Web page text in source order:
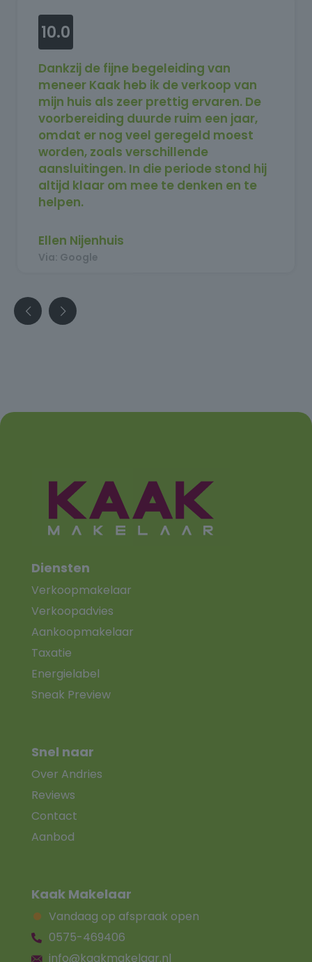
10.0
Dankzij de fijne begeleiding van
meneer Kaak heb ik de verkoop van
mijn huis als zeer prettig ervaren. De
voorbereiding duurde ruim een jaar,
omdat er nog veel geregeld moest
worden, zoals verschillende
aansluitingen. In die periode stond hij
altijd klaar om mee te denken en te
helpen.
huis in de verkoop kon, was het binnen
twee weken verkocht. Ik ben erg
tevreden over het hele traject en kan
Ellen Nijenhuis
Via: Google
Diensten
Verkoopmakelaar
Verkoopadvies
Aankoopmakelaar
Taxatie
Energielabel
Sneak Preview
Snel naar
Over Andries
Reviews
Contact
Aanbod
Kaak Makelaar
Vandaag op afspraak open
0575-469406
info@kaakmakelaar.nl